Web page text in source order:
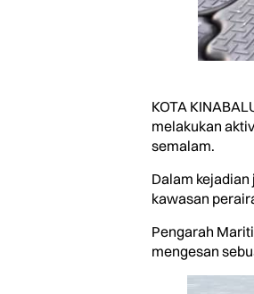
KOTA
melakukan
semalam.
Dalam
kawasan
Pengarah
mengesan